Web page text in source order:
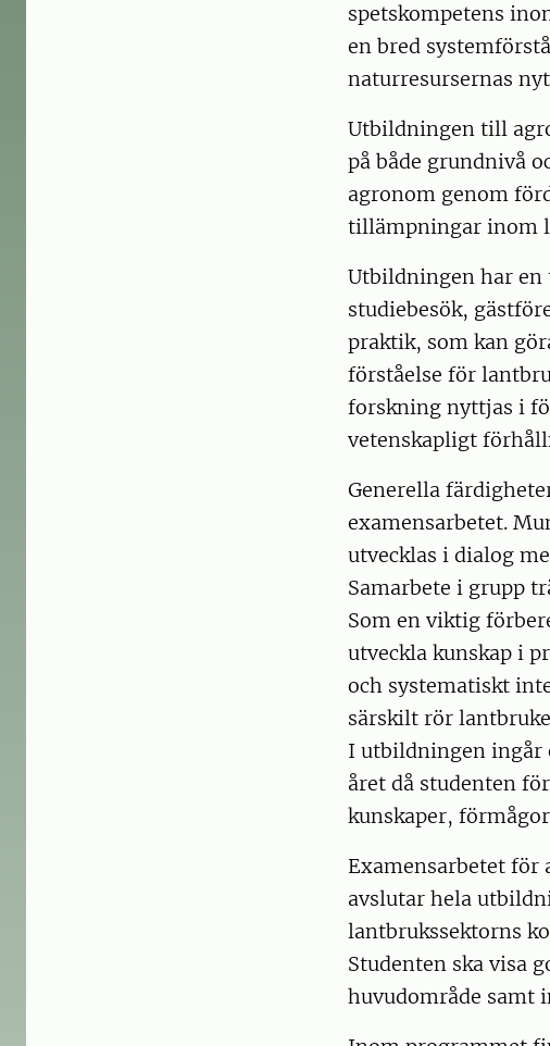
spetskompetens
en bred
naturresursernas
Utbildningen till
på både grundnivå
agronom genom
tillämpningar inom
Utbildningen har
studiebesök,
praktik, som kan
förståelse för
forskning nyttjas i
vetenskapligt
Generella
examensarbetet.
utvecklas i dialog
Samarbete i grupp
Som en viktig
utveckla kunskap i
och systematiskt
särskilt rör
I utbildningen ingår
året då studenten
kunskaper,
Examensarbetet för
avslutar hela
lantbrukssektorns
Studenten ska visa
huvudområde samt